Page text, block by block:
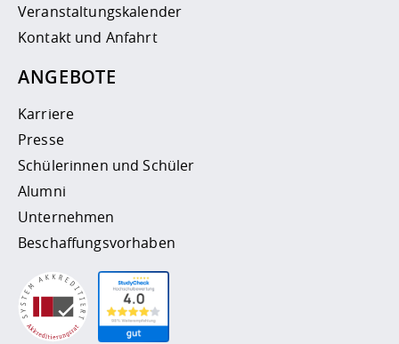
Veranstaltungskalender
Kontakt und Anfahrt
ANGEBOTE
Karriere
Presse
Schülerinnen und Schüler
Alumni
Unternehmen
Beschaffungsvorhaben